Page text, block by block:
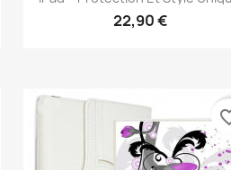
22,90 €